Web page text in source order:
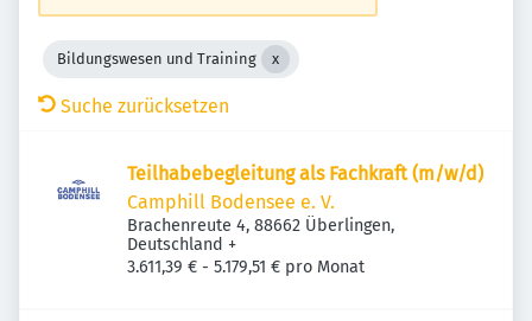
Bildungswesen und Training
Suche zurücksetzen
Teilhabebegleitung als Fachkraft (m/w/d)
Camphill Bodensee e. V.
Brachenreute 4, 88662 Überlingen,
Deutschland +
3.611,39 € - 5.179,51 € pro Monat